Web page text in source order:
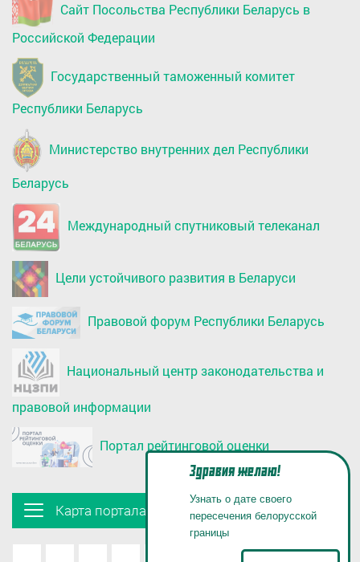
Сайт Посольства Республики Беларусь в
Российской Федерации
Государственный таможенный комитет
Республики Беларусь
Министерство внутренних дел Республики
Беларусь
Международный спутниковый телеканал
Цели устойчивого развития в Беларуси
Правовой форум Республики Беларусь
Национальный центр законодательства и
правовой информации
Портал рейтинговой оценки
Карта портала
Здравия желаю!
Узнать о дате своего
пересечения белорусской
границы